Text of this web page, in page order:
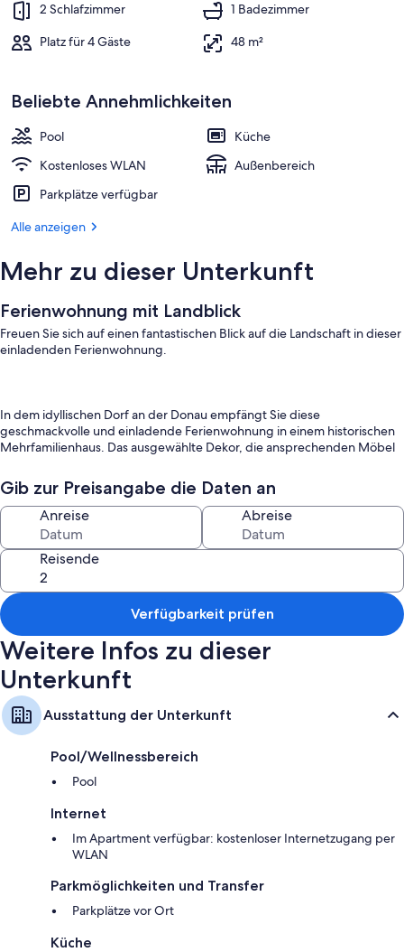
2 Schlafzimmer
1 Badezimmer
Platz für 4 Gäste
48 m²
Beliebte Annehmlichkeiten
Pool
Küche
Kostenloses WLAN
Außenbereich
Parkplätze verfügbar
Alle anzeigen
Mehr zu dieser Unterkunft
Ferienwohnung mit Landblick
Freuen Sie sich auf einen fantastischen Blick auf die Landschaft in dieser
einladenden Ferienwohnung.
In dem idyllischen Dorf an der Donau empfängt Sie diese
geschmackvolle und einladende Ferienwohnung in einem historischen
Mehrfamilienhaus. Das ausgewählte Dekor, die ansprechenden Möbel
Wohlfühlatmosphäre, die es Ihnen leicht macht, sich hier vom ersten
Tag an wohlzufühlen. Entspannen Sie hier nach Ihren Unternehmungen
in stilvollem Ambiente und legen Sie am Abend die Beine hoch.
Genießen Sie auf der Terrasse in vollen Zügen die Sonne und lassen Sie
sich von der fantastischen Aussicht verzaubern. Im Pool können Sie sich
nach Belieben erfrischen.
Zu jeder Jahreszeit können Sie hier einen fantastischen Urlaub
verbringen. Erkunden Sie die Umgebung auf dem Radwanderweg
entlang der Donau, verausgaben Sie sich auf dem Trimm-Dich-Pfad
oder unternehmen Sie lange Wanderungen in der pittoresken
Landschaft. Mit Ihren Kindern erreichen Sie nach einem kurzen Fußweg
einen Spielplatz. Golfspieler finden nur wenige Kilometer entfernt
Liebhaber von Wintersport erreichen von hier unkompliziert den
nächsten Skilift.
Gemeinschaftspool!
Gib zur Preisangabe die Daten an
Anreise Abreise
Reisende
Verfügbarkeit prüfen
Weitere Infos zu dieser
Unterkunft
Ausstattung der Unterkunft
Pool/Wellnessbereich
Pool
Internet
Im Apartment verfügbar: kostenloser Internetzugang per
WLAN
Parkmöglichkeiten und Transfer
Parkplätze vor Ort
Küche